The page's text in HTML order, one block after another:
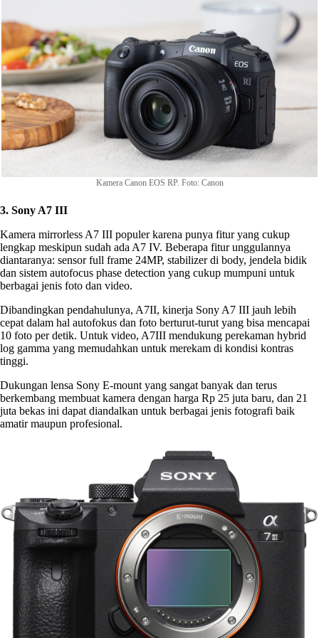
Kamera Canon EOS RP. Foto: Canon
3. Sony A7 III
Kamera mirrorless A7 III populer karena punya fitur yang cukup
lengkap meskipun sudah ada A7 IV. Beberapa fitur unggulannya
diantaranya: sensor full frame 24MP, stabilizer di body, jendela bidik
dan sistem autofocus phase detection yang cukup mumpuni untuk
berbagai jenis foto dan video.
Dibandingkan pendahulunya, A7II, kinerja Sony A7 III jauh lebih
cepat dalam hal autofokus dan foto berturut-turut yang bisa mencapai
10 foto per detik. Untuk video, A7III mendukung perekaman hybrid
log gamma yang memudahkan untuk merekam di kondisi kontras
tinggi.
Dukungan lensa Sony E-mount yang sangat banyak dan terus
berkembang membuat kamera dengan harga Rp 25 juta baru, dan 21
juta bekas ini dapat diandalkan untuk berbagai jenis fotografi baik
amatir maupun profesional.